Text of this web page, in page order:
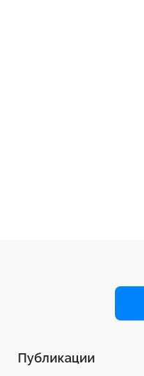
Публикации